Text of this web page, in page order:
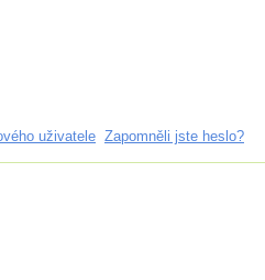
uživatele Zapomněli jste heslo?